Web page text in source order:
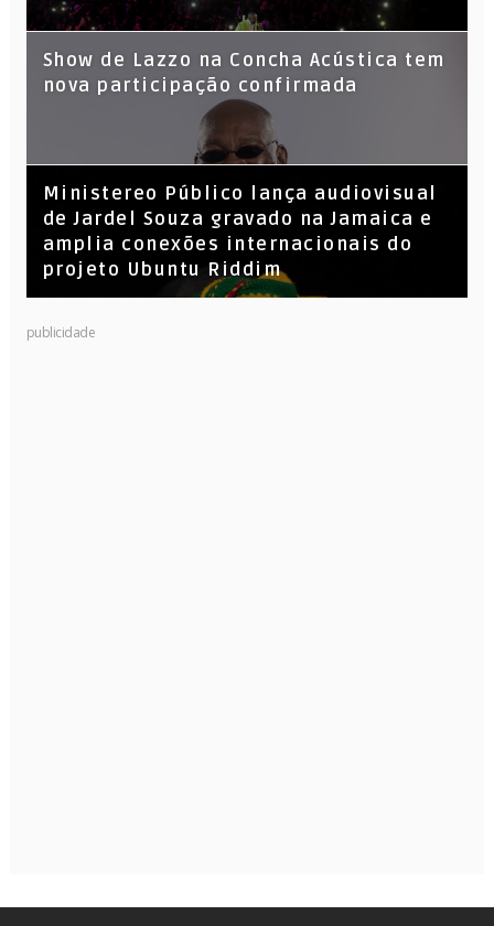
Show de Lazzo na Concha Acústica tem
nova participação confirmada
​Ministereo Público lança audiovisual
de Jardel Souza gravado na Jamaica e
amplia conexões internacionais do
projeto Ubuntu Riddim
KL Jay (Racionais MC’s), DJ Raíz e DJ
publicidade